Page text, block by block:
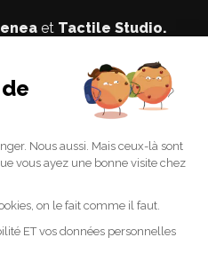
et Tactile Studio.
ou malyoyant ?
DV
par Lise notre